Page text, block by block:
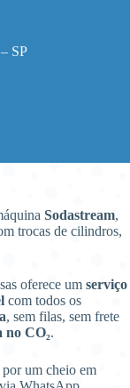
SP
Sodastream,
trocas de cilindros,
oferece um serviço
com todos os
, sem filas, sem frete
no CO₂.
um cheio em